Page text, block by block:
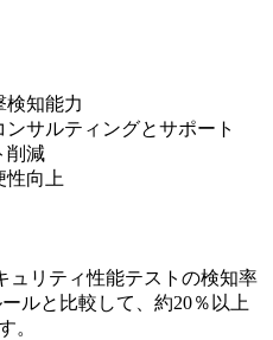
検知能力
ンサルティングとサポート
削減
性向上
ュリティ性能テストの検知率
ルと比較して、約20％以上
。